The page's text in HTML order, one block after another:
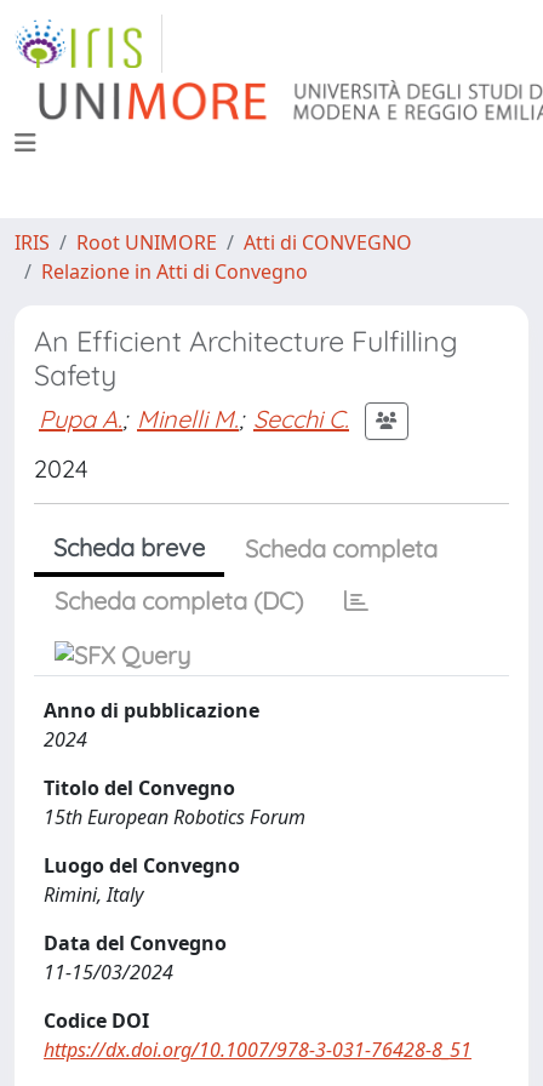
IRIS Root UNIMORE
Atti di CONVEGNO
Relazione in Atti di Convegno
An Efficient Architecture Fulfilling
Safety
Pupa A.; Minelli M.; Secchi C.
2024
Scheda breve
Scheda completa
Scheda completa (DC)
Anno di pubblicazione
2024
Titolo del Convegno
15th European Robotics Forum
Luogo del Convegno
Rimini, Italy
Data del Convegno
11-15/03/2024
Codice DOI
https://dx.doi.org/10.1007/978-3-031-76428-8_51